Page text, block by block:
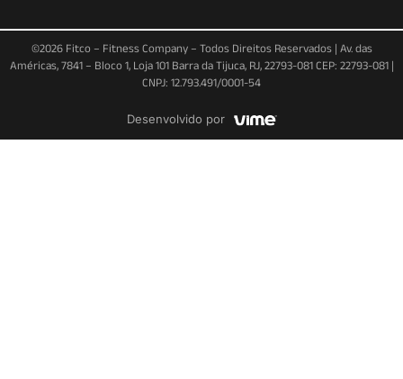
©2026 Fitco – Fitness Company – Todos Direitos Reservados | Av. das
Américas, 7841 – Bloco 1, Loja 101 Barra da Tijuca, RJ, 22793-081 CEP: 22793-081 |
CNPJ: 12.793.491/0001-54
Desenvolvido por